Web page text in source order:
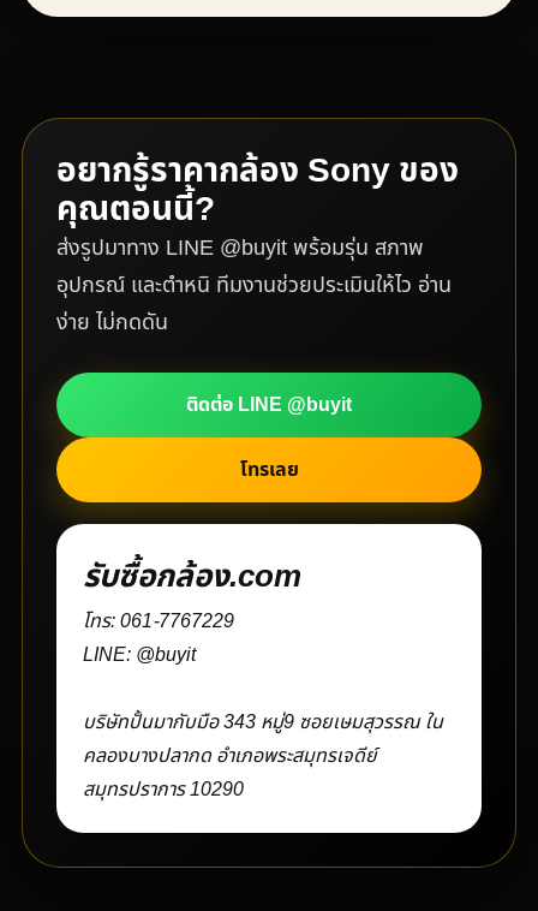
อยากรู้ราคากล้อง Sony ของ
คุณตอนนี้?
ส่งรูปมาทาง LINE @buyit พร้อมรุ่น สภาพ
อุปกรณ์ และตำหนิ ทีมงานช่วยประเมินให้ไว อ่าน
ง่าย ไม่กดดัน
ติดต่อ LINE @buyit
โทรเลย
รับซื้อกล้อง.com
โทร:061-7767229
LINE: @buyit
บริษัทปั้นมากับมือ 343 หมู่9 ซอยเษมสุวรรณ ใน
คลองบางปลากด อำเภอพระสมุทรเจดีย์
สมุทรปราการ 10290